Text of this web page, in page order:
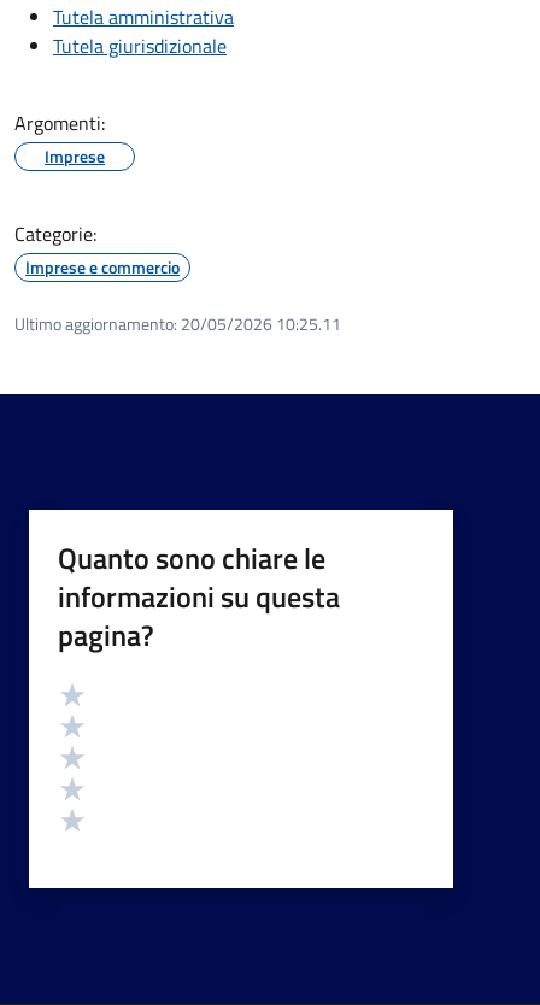
Tutela amministrativa
Tutela giurisdizionale
Argomenti:
Imprese
Categorie:
Imprese e commercio
Ultimo aggiornamento: 20/05/2026 10:25.11
Quanto sono chiare le
informazioni su questa
pagina?
Valutazione